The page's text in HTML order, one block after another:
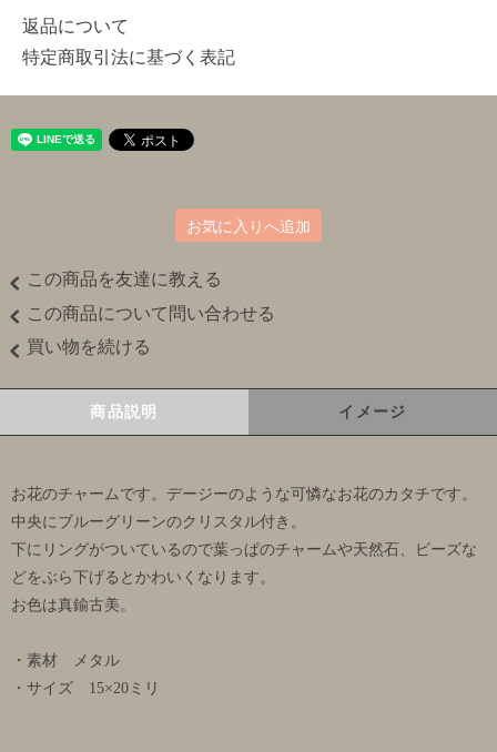
返品について
特定商取引法に基づく表記
お気に入りへ追加
この商品を友達に教える
この商品について問い合わせる
買い物を続ける
商品説明 イメージ
お花のチャームです。デージーのような可憐なお花のカタチです。
中央にブルーグリーンのクリスタル付き。
下にリングがついているので葉っぱのチャームや天然石、ビーズな
どをぶら下げるとかわいくなります。
お色は真鍮古美。
・素材 メタル
・サイズ 15×20ミリ